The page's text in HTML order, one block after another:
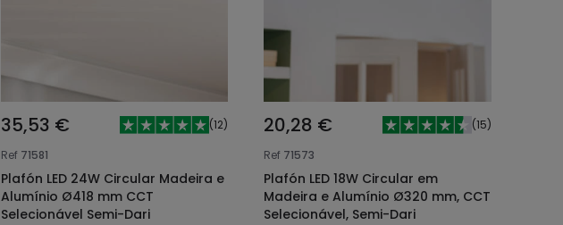
35,53 € (12)
Ref 71581
Plafón LED 24W Circular Madeira e
Alumínio Ø418 mm CCT
Selecionável Semi-Dari
20,28 € (15)
Ref 71573
Plafón LED 18W Circular em
Madeira e Alumínio Ø320 mm, CCT
Selecionável, Semi-Dari